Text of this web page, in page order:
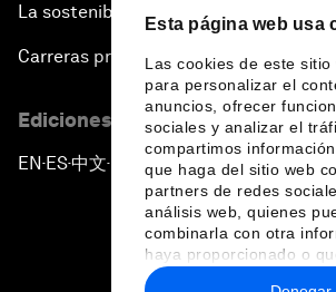
Esta página web usa
Las cookies de este sitio
para personalizar el
anuncios, ofrecer
sociales y analizar el
compartimos
que haga del sitio web
partners de redes
análisis web, quienes
combinarla con otra
haya proporcionado o
recopilado a partir del
La sostenibilidad en el Foro
Carreras profesionales
Ediciones en otros idiomas
EN ▪ES▪中文▪ 日本語